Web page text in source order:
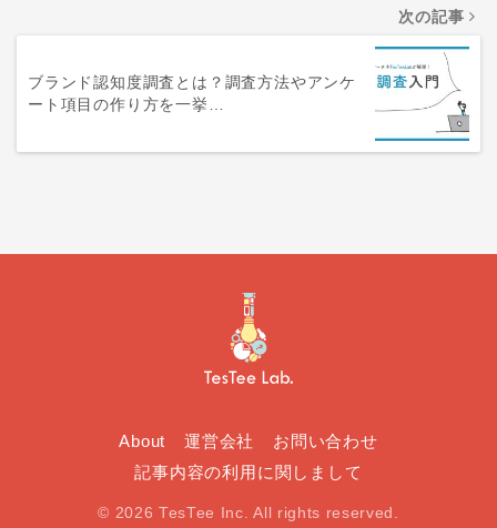
次の記事
ブランド認知度調査とは？調査方法やアンケ
ート項目の作り方を一挙…
About 運営会社
お問い合わせ
記事内容の利用に関しまして
© 2026 TesTee Inc. All rights reserved.